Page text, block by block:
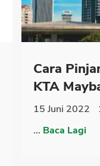
Cara
KTA
15 Juni 2022
... Baca Lagi